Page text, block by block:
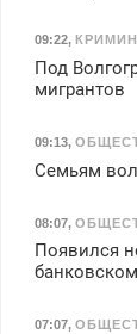
09:22,
Под
мигрантов
09:13,
Семьям
08:07,
Появился
07:07,